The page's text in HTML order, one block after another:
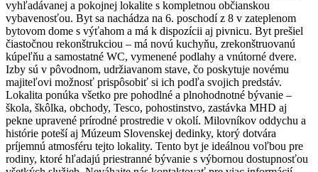
vyhľadávanej a pokojnej lokalite s kompletnou občianskou
vybavenosťou. Byt sa nachádza na 6. poschodí z 8 v zateplenom
bytovom dome s výťahom a má k dispozícii aj pivnicu. Byt prešiel
čiastočnou rekonštrukciou – má novú kuchyňu, zrekonštruovanú
kúpeľňu a samostatné WC, vymenené podlahy a vnútorné dvere.
Izby sú v pôvodnom, udržiavanom stave, čo poskytuje novému
majiteľovi možnosť prispôsobiť si ich podľa svojich predstáv.
Lokalita ponúka všetko pre pohodlné a plnohodnotné bývanie –
škola, škôlka, obchody, Tesco, pohostinstvo, zastávka MHD aj
pekne upravené prírodné prostredie v okolí. Milovníkov oddychu a
histórie poteší aj Múzeum Slovenskej dedinky, ktorý dotvára
príjemnú atmosféru tejto lokality. Tento byt je ideálnou voľbou pre
rodiny, ktoré hľadajú priestranné bývanie s výbornou dostupnosťou